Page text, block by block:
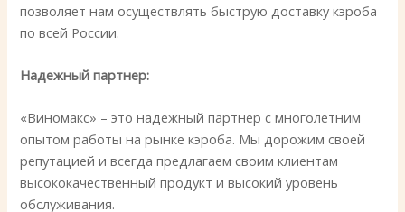
позволяет нам осуществлять быструю доставку кэроба
по всей России.
Надежный партнер:
«Виномакс» – это надежный партнер с многолетним
опытом работы на рынке кэроба. Мы дорожим своей
репутацией и всегда предлагаем своим клиентам
высококачественный продукт и высокий уровень
обслуживания.